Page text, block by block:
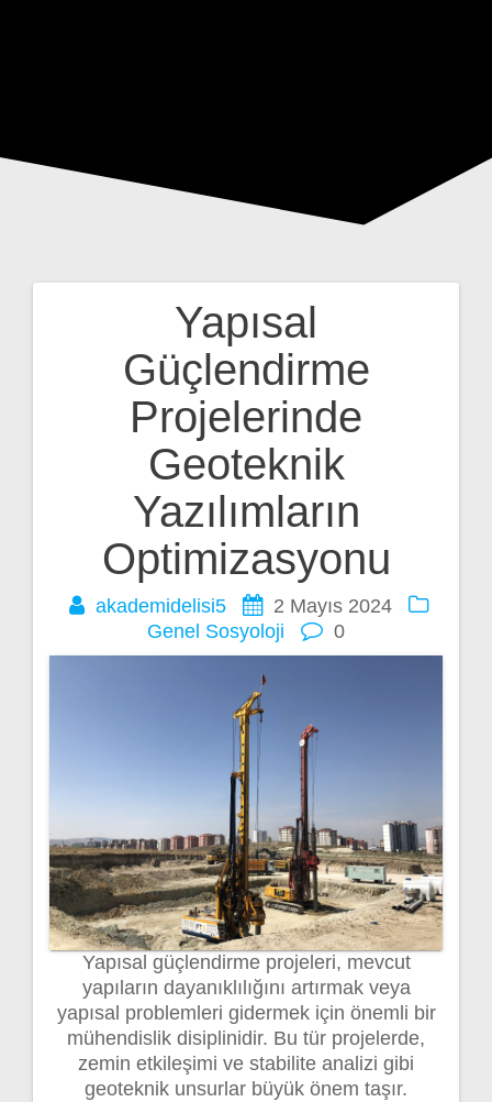
Yapısal
Güçlendirme
Projelerinde
Geoteknik
Yazılımların
Optimizasyonu
akademidelisi5
2 Mayıs 2024
Genel Sosyoloji 0
Yapısal güçlendirme projeleri, mevcut
yapıların dayanıklılığını artırmak veya
yapısal problemleri gidermek için önemli bir
mühendislik disiplinidir. Bu tür projelerde,
zemin etkileşimi ve stabilite analizi gibi
geoteknik unsurlar büyük önem taşır.
gezinmesi